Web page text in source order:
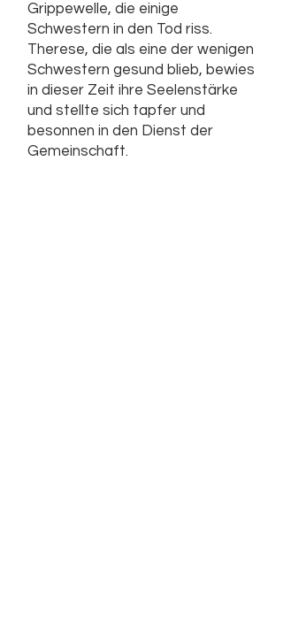
Grippewelle, die einige
Schwestern in den Tod riss.
Therese, die als eine der wenigen
Schwestern gesund blieb, bewies
in dieser Zeit ihre Seelenstärke
und stellte sich tapfer und
besonnen in den Dienst der
Gemeinschaft.